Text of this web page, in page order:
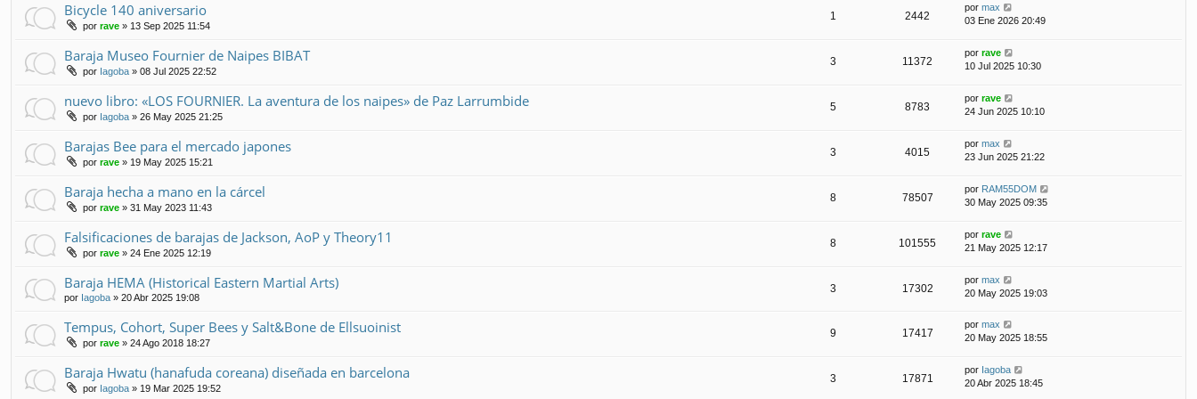
Bicycle 140 aniversario
por rave » 13 Sep 2025 11:54
1 2442
por max
03 Ene 2026 20:49
Baraja Museo Fournier de Naipes BIBAT
por Iagoba » 08 Jul 2025 22:52
3 11372
por rave
10 Jul 2025 10:30
nuevo libro: «LOS FOURNIER. La aventura de los naipes» de Paz Larrumbide
por Iagoba » 26 May 2025 21:25
5 8783
por rave
24 Jun 2025 10:10
Barajas Bee para el mercado japones
por rave » 19 May 2025 15:21
3 4015
por max
23 Jun 2025 21:22
Baraja hecha a mano en la cárcel
por rave » 31 May 2023 11:43
8 78507
por RAM55DOM
30 May 2025 09:35
Falsificaciones de barajas de Jackson, AoP y Theory11
por rave » 24 Ene 2025 12:19
8 101555
por rave
21 May 2025 12:17
Baraja HEMA (Historical Eastern Martial Arts)
por Iagoba » 20 Abr 2025 19:08
3 17302
por max
20 May 2025 19:03
Tempus, Cohort, Super Bees y Salt&Bone de Ellsuoinist
por rave » 24 Ago 2018 18:27
9 17417
por max
20 May 2025 18:55
Baraja Hwatu (hanafuda coreana) diseñada en barcelona
por Iagoba » 19 Mar 2025 19:52
3 17871
por Iagoba
20 Abr 2025 18:45